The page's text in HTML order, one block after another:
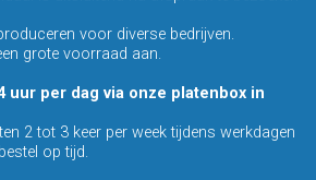
voor diverse bedrijven.
grote voorraad aan.
uur per dag via onze platenbox in
2 tot 3 keer per week tijdens werkdagen
op tijd.